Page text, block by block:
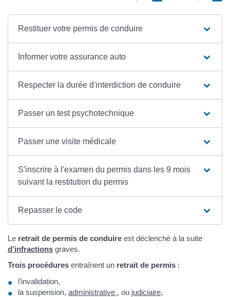
Restituer votre permis de conduire
Informer votre assurance auto
Respecter la durée d'interdiction de conduire
Passer un test psychotechnique
Passer une visite médicale
S'inscrire à l'examen du permis dans les 9 mois
suivant la restitution du permis
Repasser le code
Le retrait de permis de conduire est déclenché à la suite
d’infractions graves.
Trois procédures entraînent un retrait de permis :
l’invalidation,
la suspension, administrative , ou judiciaire,